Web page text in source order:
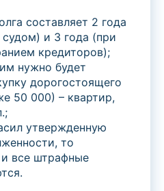
составляет 2 года
и 3 года (при
кредиторов);
нужно будет
дорогостоящего
50 000) – квартир,
утвержденную
то
все штрафные